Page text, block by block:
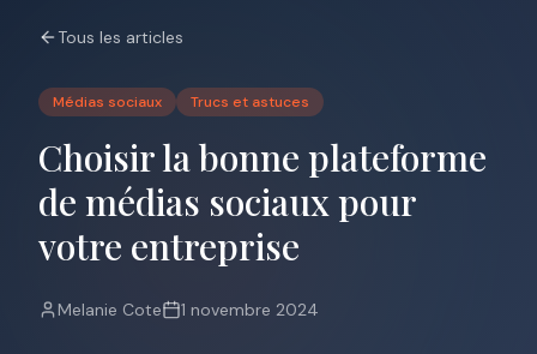
Tous les articles
Médias sociaux Trucs et astuces
Choisir la bonne plateforme
de médias sociaux pour
votre entreprise
Melanie Cote 1 novembre 2024
et
jour
directement
dans
votre
boîte
de
réception.
Promis,
de
pourriel.